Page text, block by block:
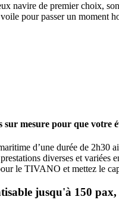
navire de premier choix,
pour passer un moment
mesure pour que votre
d’une durée de 2h30
diverses et
le TIVANO et mettez le
jusqu'à 150 pax,